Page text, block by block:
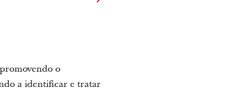
o
a identificar e tratar